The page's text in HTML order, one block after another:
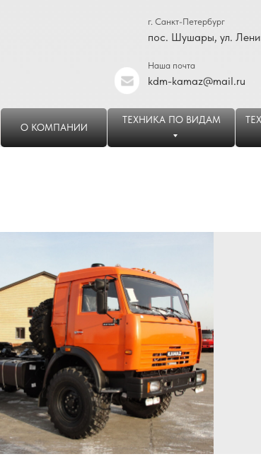
kdm-kamaz@mail.ru
Наша почта
пос. Шушары, ул.
г. Санкт-Петербург
О КОМПАНИИ
ТЕХНИКА ПО ВИДАМ